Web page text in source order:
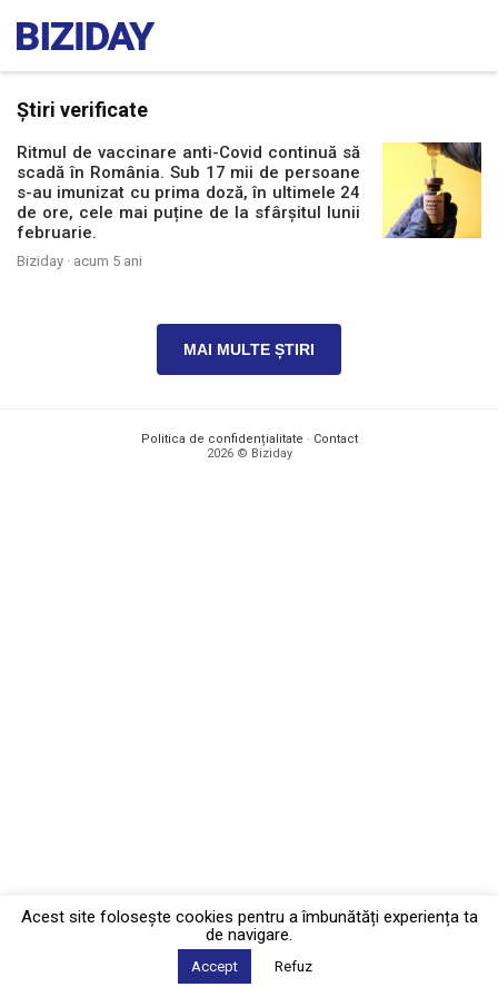
Știri verificate
Ritmul de vaccinare anti-Covid continuă să
scadă în România. Sub 17 mii de persoane
s-au imunizat cu prima doză, în ultimele 24
de ore, cele mai puține de la sfârșitul lunii
februarie.
Biziday · acum 5 ani
MAI MULTE ȘTIRI
Politica de confidențialitate · Contact
2026 © Biziday
Acest site foloseşte cookies pentru a îmbunătăți experiența ta
de navigare.
Accept Refuz